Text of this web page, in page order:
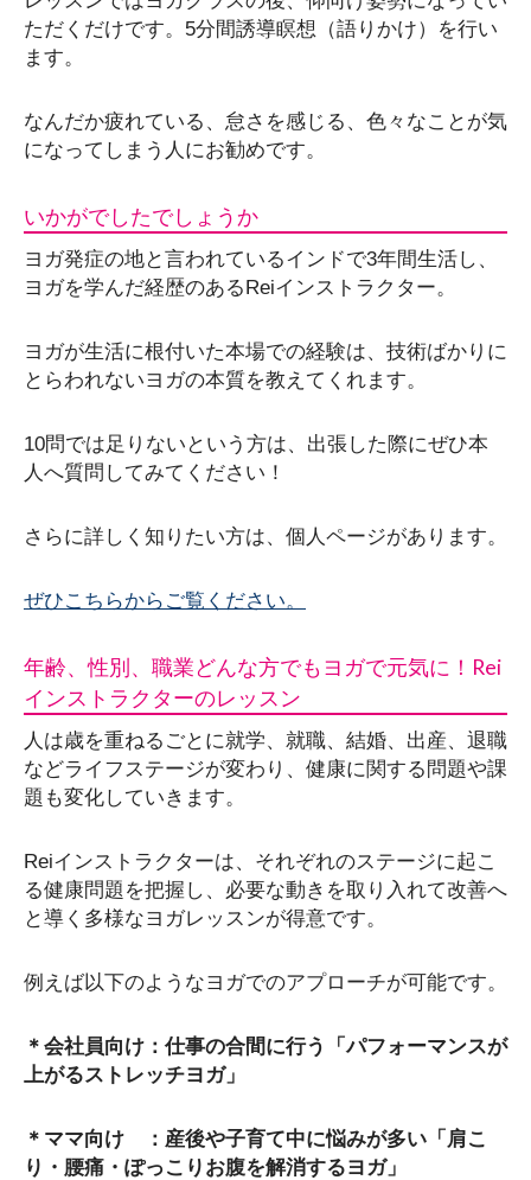
ただくだけです。5分間誘導瞑想（語りかけ）を行い
ます。
なんだか疲れている、怠さを感じる、色々なことが気
になってしまう人にお勧めです。
いかがでしたでしょうか
ヨガ発症の地と言われているインドで3年間生活し、
ヨガを学んだ経歴のあるReiインストラクター。
ヨガが生活に根付いた本場での経験は、技術ばかりに
とらわれないヨガの本質を教えてくれます。
10問では足りないという方は、出張した際にぜひ本
人へ質問してみてください！
さらに詳しく知りたい方は、個人ページがあります。
ぜひこちらからご覧ください。
年齢、性別、職業どんな方でもヨガで元気に！Rei
インストラクターのレッスン
人は歳を重ねるごとに就学、就職、結婚、出産、退職
などライフステージが変わり、健康に関する問題や課
題も変化していきます。
Reiインストラクターは、それぞれのステージに起こ
る健康問題を把握し、必要な動きを取り入れて改善へ
と導く多様なヨガレッスンが得意です。
例えば以下のようなヨガでのアプローチが可能です。
＊会社員向け：仕事の合間に行う「パフォーマンスが
上がるストレッチヨガ」
＊ママ向け ：産後や子育て中に悩みが多い「肩こ
り・腰痛・ぽっこりお腹を解消するヨガ」